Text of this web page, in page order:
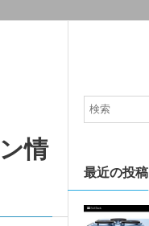
情
最近の投稿